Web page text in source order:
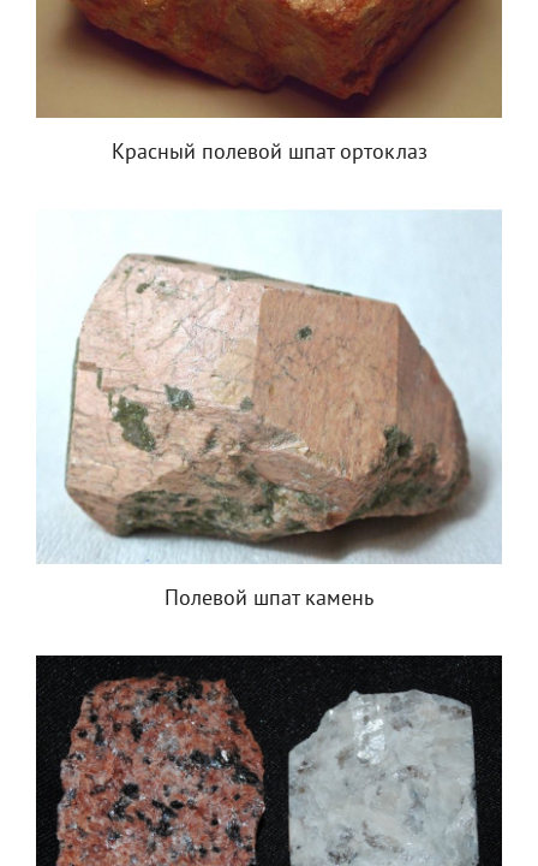
Красный полевой шпат ортоклаз
Полевой шпат камень